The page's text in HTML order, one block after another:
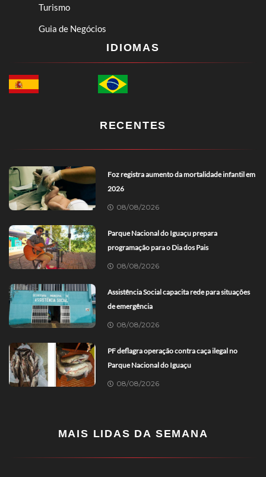
Turismo
Guia de Negócios
IDIOMAS
RECENTES
Foz registra aumento da mortalidade infantil em
2026
08/08/2026
Parque Nacional do Iguaçu prepara
programação para o Dia dos Pais
08/08/2026
Assistência Social capacita rede para situações
de emergência
08/08/2026
PF deflagra operação contra caça ilegal no
Parque Nacional do Iguaçu
08/08/2026
MAIS LIDAS DA SEMANA